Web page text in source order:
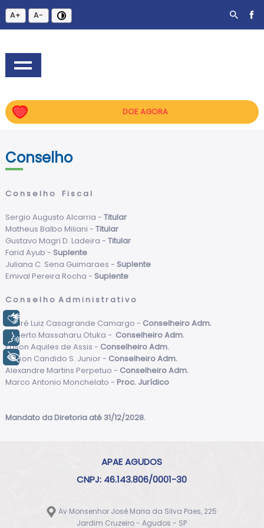
A+ A-
DOE AGORA
Conselho
C o n s e l h o F i s c a l
Sergio Augusto Alcarria - Titular
Matheus Balbo Miliani - Titular
Gustavo Magri D. Ladeira - Titular
Farid Ayub - Suplente
Juliana C. Sena Guimaraes - Suplente
Emival Pereira Rocha - Suplente
C o n s e l h o A d m i n i s t r a t i v o
André Luiz Casagrande Camargo - Conselheiro Adm.
Roberto Massaharu Otuka - Conselheiro Adm.
Edson Aquiles de Assis - Conselheiro Adm.
Nelson Candido S. Junior - Conselheiro Adm.
Alexandre Martins Perpetuo - Conselheiro Adm.
Marco Antonio Monchelato - Proc. Jurídico
Mandato da Diretoria até 31/12/2028.
APAE AGUDOS
CNPJ: 46.143.806/0001-30
Av Monsenhor José Maria da Silva Paes, 225
Jardim Cruzeiro - Agudos - SP
Voz
+ Acessibilidade